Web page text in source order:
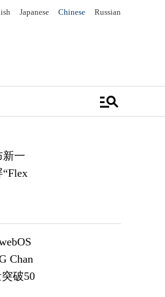
Japanese Chinese Russian
manage_search
新一
Chan
破50